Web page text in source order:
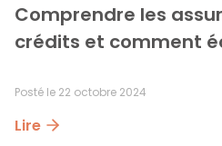
Comprendre les
crédits et comment
Posté le 22 octobre 2024
Lire